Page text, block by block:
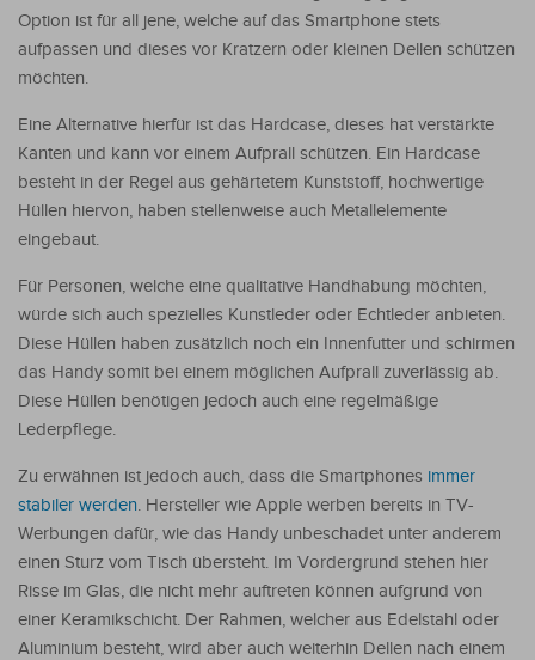
Option ist für all jene, welche auf das Smartphone stets
aufpassen und dieses vor Kratzern oder kleinen Dellen schützen
möchten.
Eine Alternative hierfür ist das Hardcase, dieses hat verstärkte
Kanten und kann vor einem Aufprall schützen. Ein Hardcase
besteht in der Regel aus gehärtetem Kunststoff, hochwertige
Hüllen hiervon, haben stellenweise auch Metallelemente
eingebaut.
Für Personen, welche eine qualitative Handhabung möchten,
würde sich auch spezielles Kunstleder oder Echtleder anbieten.
Diese Hüllen haben zusätzlich noch ein Innenfutter und schirmen
das Handy somit bei einem möglichen Aufprall zuverlässig ab.
Diese Hüllen benötigen jedoch auch eine regelmäßige
Lederpflege.
Zu erwähnen ist jedoch auch, dass die Smartphones immer
stabiler werden. Hersteller wie Apple werben bereits in TV-
Werbungen dafür, wie das Handy unbeschadet unter anderem
einen Sturz vom Tisch übersteht. Im Vordergrund stehen hier
Risse im Glas, die nicht mehr auftreten können aufgrund von
einer Keramikschicht. Der Rahmen, welcher aus Edelstahl oder
Aluminium besteht, wird aber auch weiterhin Dellen nach einem